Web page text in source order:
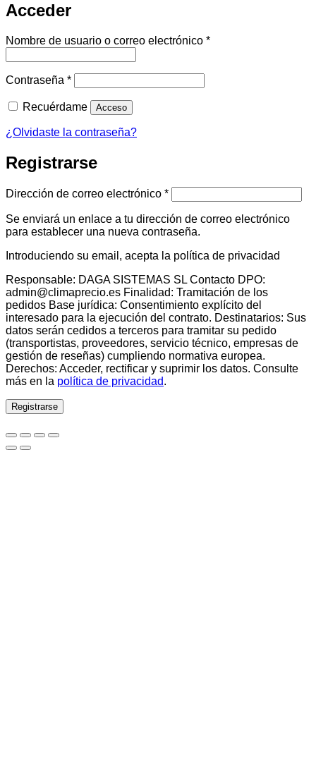
Acceder
Nombre de usuario o correo electrónico *Obligatorio
Contraseña *Obligatorio
Recuérdame Acceso
¿Olvidaste la contraseña?
Registrarse
Dirección de correo electrónico *Obligatorio
Se enviará un enlace a tu dirección de correo electrónico
para establecer una nueva contraseña.
Introduciendo su email, acepta la política de privacidad
Responsable: DAGA SISTEMAS SL Contacto DPO:
admin@climaprecio.es Finalidad: Tramitación de los
pedidos Base jurídica: Consentimiento explícito del
interesado para la ejecución del contrato. Destinatarios: Sus
datos serán cedidos a terceros para tramitar su pedido
(transportistas, proveedores, servicio técnico, empresas de
gestión de reseñas) cumpliendo normativa europea.
Derechos: Acceder, rectificar y suprimir los datos. Consulte
más en la política de privacidad.
Registrarse